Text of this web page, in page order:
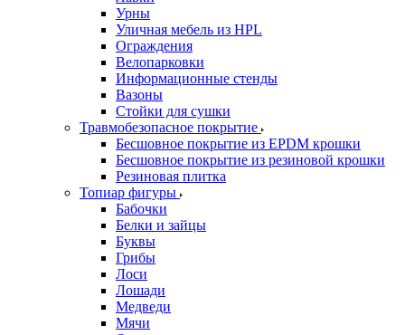
Урны
Уличная мебель из HPL
Ограждения
Велопарковки
Информационные стенды
Вазоны
Стойки для сушки
Травмобезопасное покрытие
Бесшовное покрытие из EPDM крошки
Бесшовное покрытие из резиновой крошки
Резиновая плитка
Топиар фигуры
Бабочки
Белки и зайцы
Буквы
Грибы
Лоси
Лошади
Медведи
Мячи